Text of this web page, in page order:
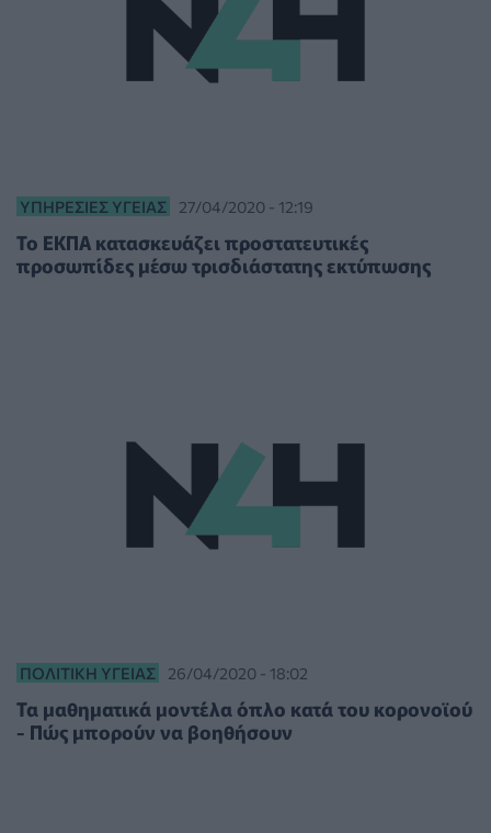
ΥΠΗΡΕΣΊΕΣ ΥΓΕΊΑΣ 27/04/2020 - 12:19
To EKΠΑ κατασκευάζει προστατευτικές
προσωπίδες μέσω τρισδιάστατης εκτύπωσης
ΠΟΛΙΤΙΚΉ ΥΓΕΊΑΣ 26/04/2020 - 18:02
Τα μαθηματικά μοντέλα όπλο κατά του κορονοϊού
- Πώς μπορούν να βοηθήσουν